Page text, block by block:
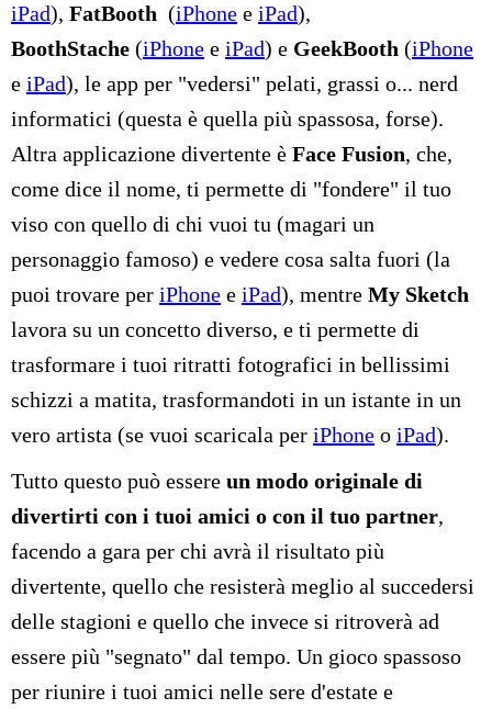
iPad), FatBooth (iPhone e iPad),
BoothStache (iPhone e iPad) e GeekBooth (iPhone
e iPad), le app per "vedersi" pelati, grassi o... nerd
informatici (questa è quella più spassosa, forse).
Altra applicazione divertente è Face Fusion, che,
come dice il nome, ti permette di "fondere" il tuo
viso con quello di chi vuoi tu (magari un
personaggio famoso) e vedere cosa salta fuori (la
puoi trovare per iPhone e iPad), mentre My Sketch
lavora su un concetto diverso, e ti permette di
trasformare i tuoi ritratti fotografici in bellissimi
schizzi a matita, trasformandoti in un istante in un
vero artista (se vuoi scaricala per iPhone o iPad).
Tutto questo può essere un modo originale di
divertirti con i tuoi amici o con il tuo partner,
facendo a gara per chi avrà il risultato più
divertente, quello che resisterà meglio al succedersi
delle stagioni e quello che invece si ritroverà ad
essere più "segnato" dal tempo. Un gioco spassoso
per riunire i tuoi amici nelle sere d'estate e